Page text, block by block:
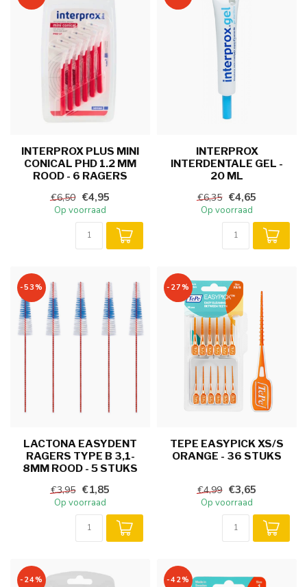
INTERPROX PLUS MINI
CONICAL PHD 1.2 MM
ROOD - 6 RAGERS
€6,50 €4,95
Op voorraad
INTERPROX
INTERDENTALE GEL -
20 ML
€6,35 €4,65
Op voorraad
-53%
LACTONA EASYDENT
RAGERS TYPE B 3,1-
8MM ROOD - 5 STUKS
€3,95 €1,85
Op voorraad
-27%
TEPE EASYPICK XS/S
ORANGE - 36 STUKS
€4,99 €3,65
Op voorraad
-24% -42%